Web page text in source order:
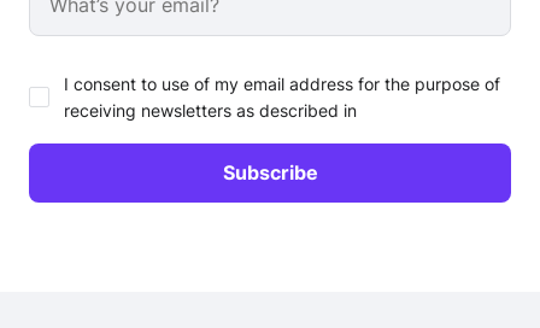
I consent to use of my email address for the purpose of
receiving newsletters as described in